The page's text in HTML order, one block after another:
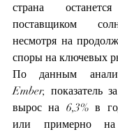
страна
поставщиком
несмотря на
споры на ключевых
По данным
Ember, показатель
вырос на 6,3% в
или примерно